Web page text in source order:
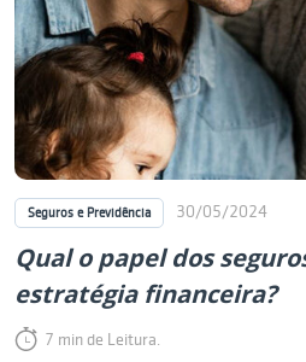
Seguros e Previdência 30/05/2024
Qual o papel dos
estratégia financeira?
7 min de Leitura.